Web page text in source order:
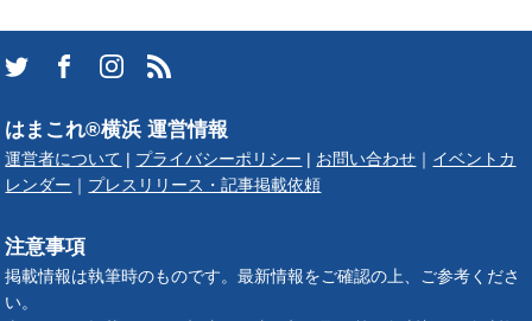
はまこれ®横浜 運営情報
運営者について プライバシーポリシー お問い合わせ
イベントカ
レンダー
プレスリリース・記事掲載依頼
注意事項
掲載情報は執筆時のものです。最新情報をご確認の上、ご参考くださ
い。